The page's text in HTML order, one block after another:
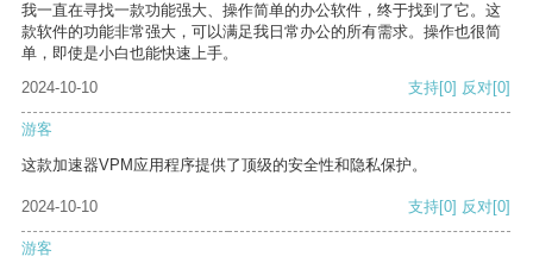
我一直在寻找一款功能强大、操作简单的办公软件，终于找到了它。这
款软件的功能非常强大，可以满足我日常办公的所有需求。操作也很简
单，即使是小白也能快速上手。
2024-10-10
支持[0] 反对[0]
游客
这款加速器VPM应用程序提供了顶级的安全性和隐私保护。
2024-10-10 支持[0] 反对[0]
游客